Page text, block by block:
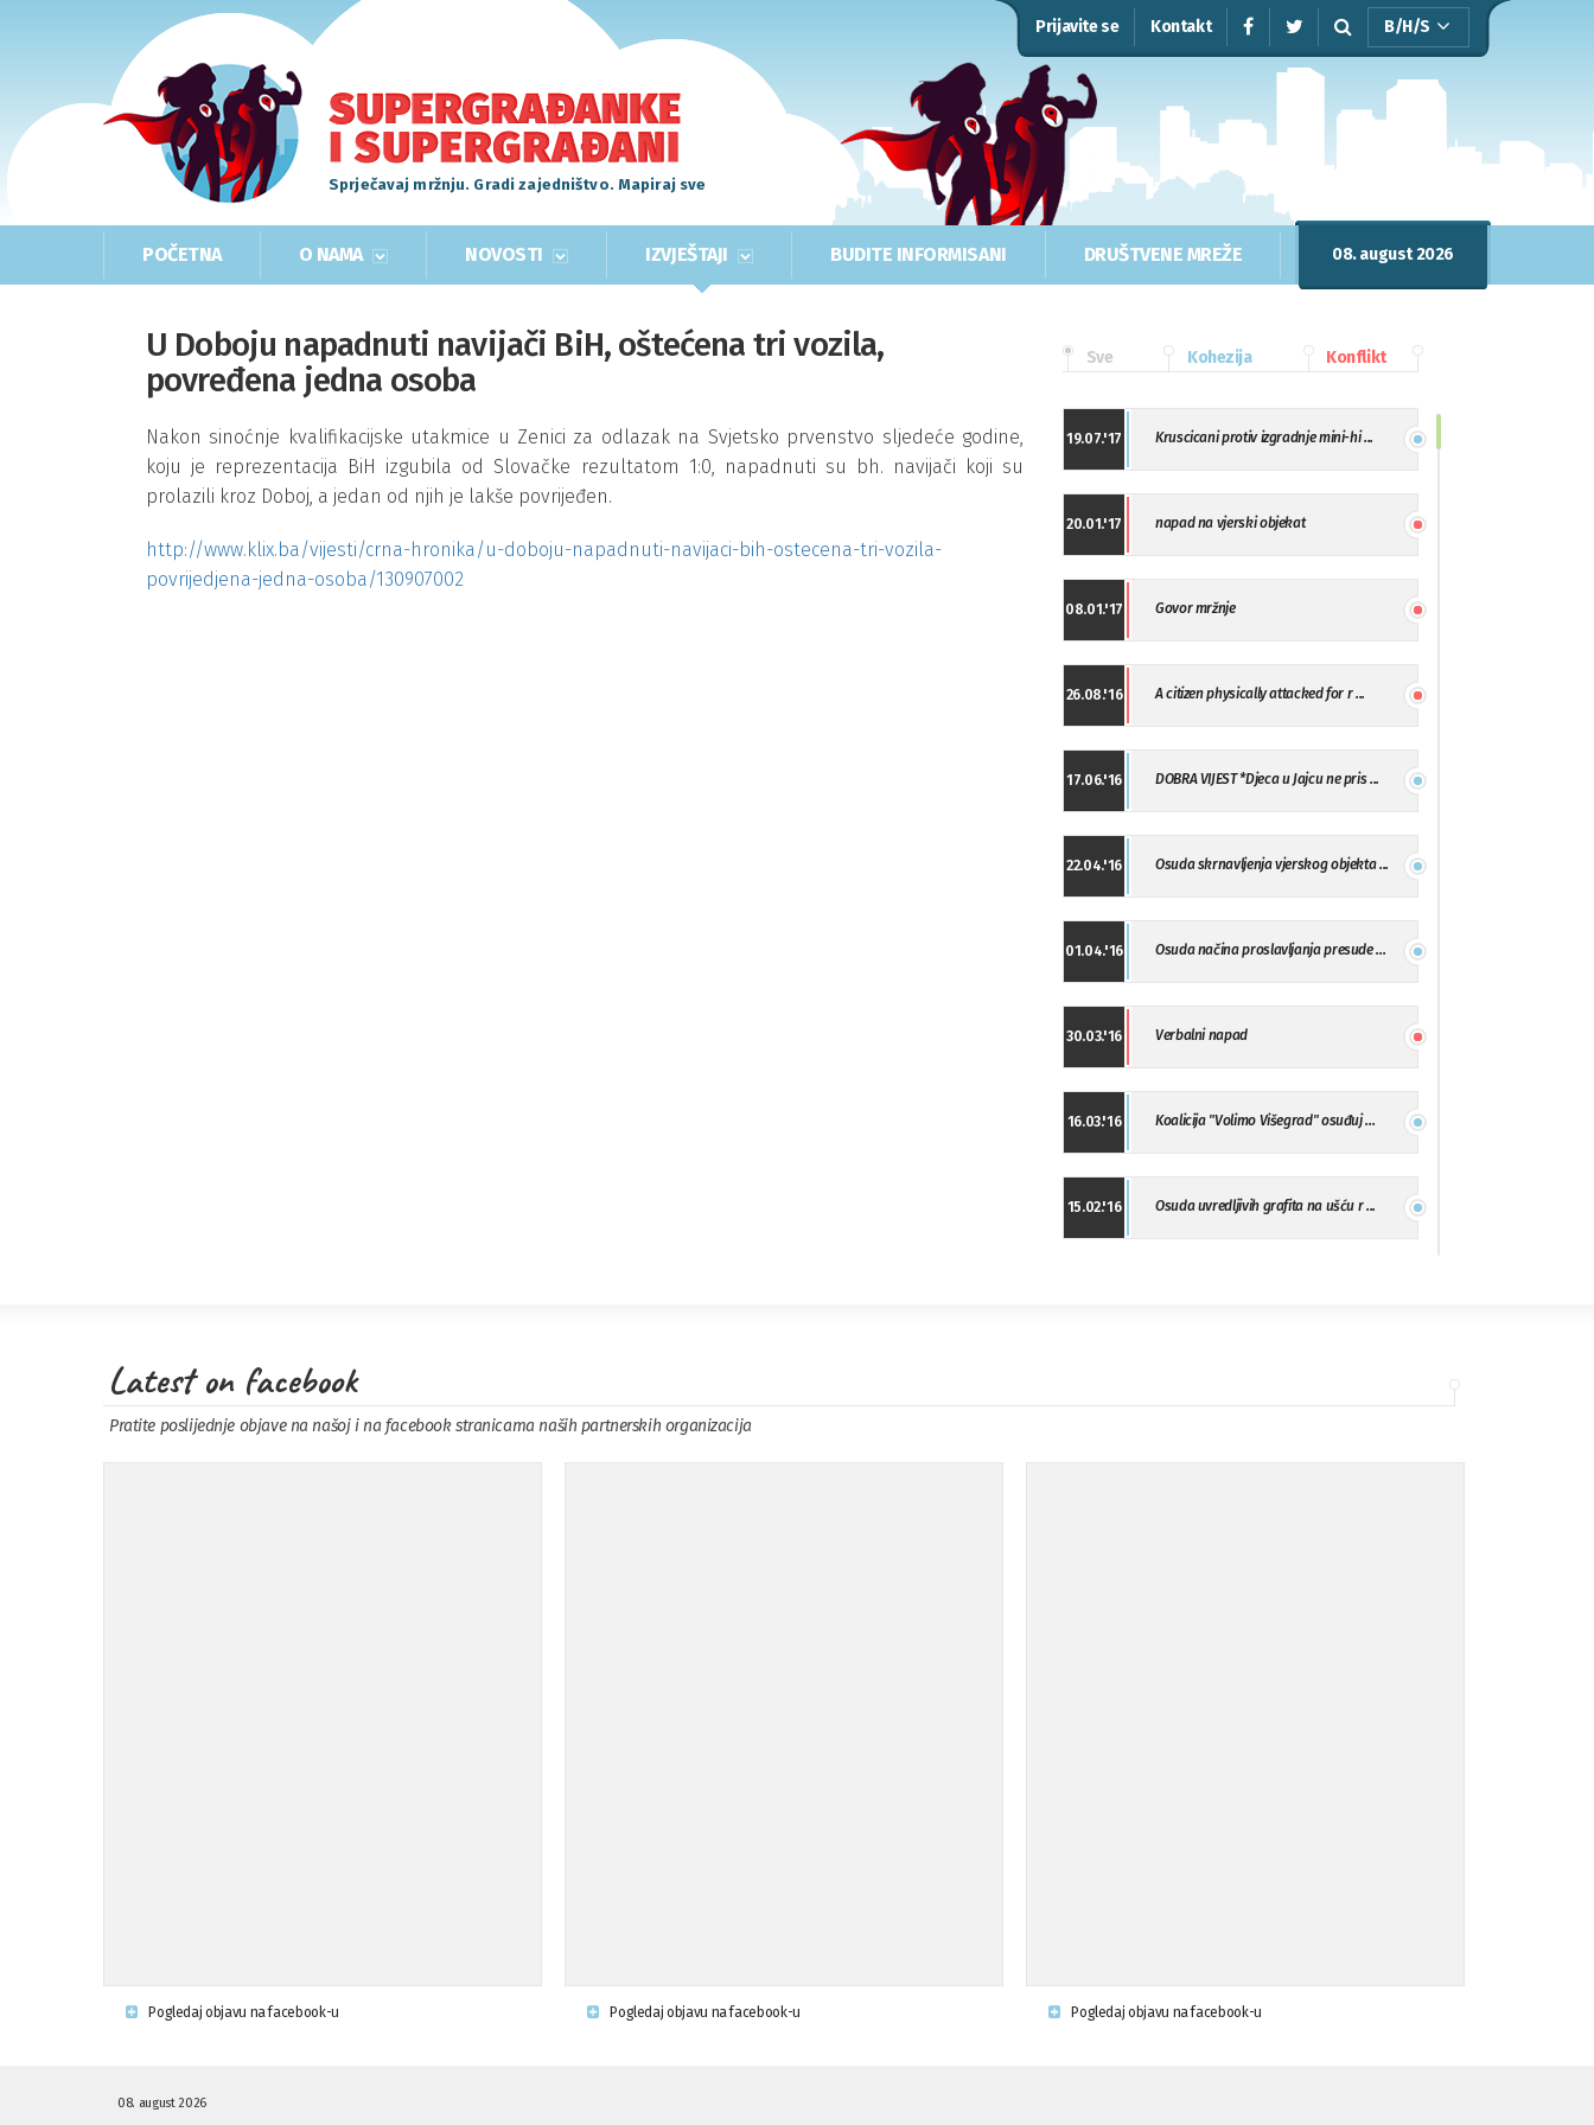
Prijavite se Kontakt B/H/S
Sprječavaj mržnju. Gradi zajedništvo. Mapiraj sve
POČETNA O NAMA NOVOSTI IZVJEŠTAJI BUDITE INFORMISANI DRUŠTVENE MREŽE 08. august 2026
U Doboju napadnuti navijači BiH, oštećena tri vozila,
povređena jedna osoba
Nakon sinoćnje kvalifikacijske utakmice u Zenici za odlazak na Svjetsko prvenstvo sljedeće godine,
koju je reprezentacija BiH izgubila od Slovačke rezultatom 1:0, napadnuti su bh. navijači koji su
prolazili kroz Doboj, a jedan od njih je lakše povrijeđen.
http://www.klix.ba/vijesti/crna-hronika/u-doboju-napadnuti-navijaci-bih-ostecena-tri-vozila-
povrijedjena-jedna-osoba/130907002
Sve Kohezija Konflikt
19.07.'17 Kruscicani protiv izgradnje mini-hi ...
20.01.'17 napad na vjerski objekat
08.01.'17 Govor mržnje
26.08.'16 A citizen physically attacked for r ...
17.06.'16 DOBRA VIJEST *Djeca u Jajcu ne pris ...
22.04.'16 Osuda skrnavljenja vjerskog objekta ...
01.04.'16 Osuda načina proslavljanja presude ...
30.03.'16 Verbalni napad
16.03.'16 Koalicija "Volimo Višegrad" osuđuj ...
15.02.'16 Osuda uvredljivih grafita na ušću r ...
09.11.'15 Osuda incidenta tokom dženaze na Pe ...
Latest on facebook
Pratite poslijednje objave na našoj i na facebook stranicama naših partnerskih organizacija
Pogledaj objavu na facebook-u Pogledaj objavu na facebook-u Pogledaj objavu na facebook-u
08. august 2026